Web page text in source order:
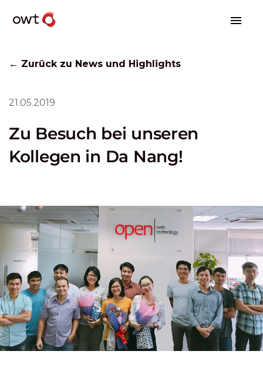
← Zurück zu News und Highlights
21.05.2019
Zu Besuch bei unseren
Kollegen in Da Nang!